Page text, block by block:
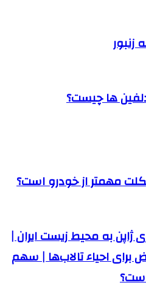
زنبور
ها چیست؟
مهمتر از خودرو است؟
ژاپن به محیط زیست ایران |
برای احیاء تالاب‌ها | سهم